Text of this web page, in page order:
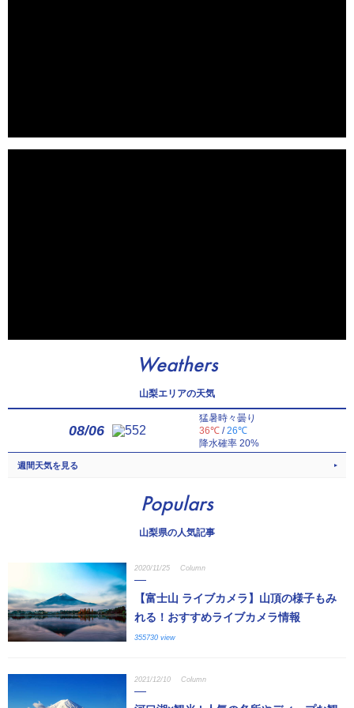
Weathers
山梨エリアの天気
08/06
猛暑時々曇り
36℃ /26℃
降水確率 20%
週間天気を見る
Populars
山梨県の人気記事
2020/11/25 Column
【富士山 ライブカメラ】山頂の様子もみ
れる！おすすめライブカメラ情報
355730 view
2021/12/10 Column